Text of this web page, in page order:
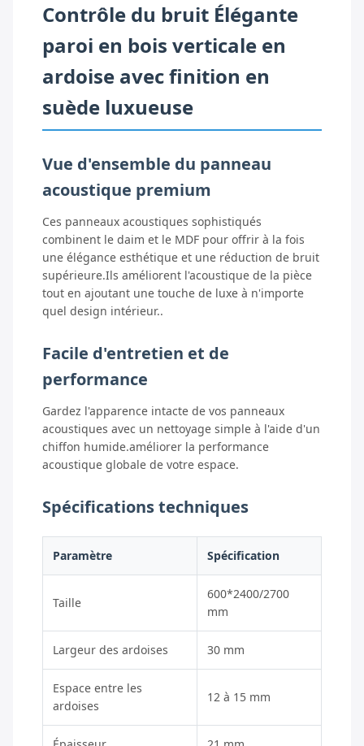
Contrôle du bruit Élégante
paroi en bois verticale en
ardoise avec finition en
suède luxueuse
Vue d'ensemble du panneau
acoustique premium
Ces panneaux acoustiques sophistiqués
combinent le daim et le MDF pour offrir à la fois
une élégance esthétique et une réduction de bruit
supérieure.Ils améliorent l'acoustique de la pièce
tout en ajoutant une touche de luxe à n'importe
quel design intérieur..
Facile d'entretien et de
performance
Gardez l'apparence intacte de vos panneaux
acoustiques avec un nettoyage simple à l'aide d'un
chiffon humide.améliorer la performance
acoustique globale de votre espace.
Spécifications techniques
Paramètre Spécification
Taille
600*2400/2700
mm
Largeur des ardoises 30 mm
Espace entre les
ardoises
12 à 15 mm